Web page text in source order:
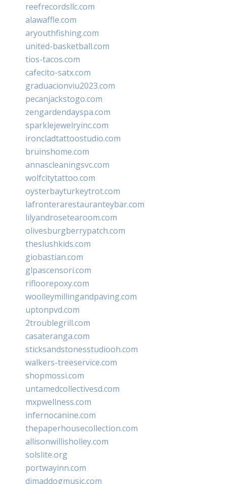
reefrecordsllc.com
alawaffle.com
aryouthfishing.com
united-basketball.com
tios-tacos.com
cafecito-satx.com
graduacionviu2023.com
pecanjackstogo.com
zengardendayspa.com
sparklejewelryinc.com
ironcladtattoostudio.com
bruinshome.com
annascleaningsvc.com
wolfcitytattoo.com
oysterbayturkeytrot.com
lafronterarestauranteybar.com
lilyandrosetearoom.com
olivesburgberrypatch.com
theslushkids.com
giobastian.com
glpascensori.com
rifloorepoxy.com
woolleymillingandpaving.com
uptonpvd.com
2troublegrill.com
casateranga.com
sticksandstonesstudiooh.com
walkers-treeservice.com
shopmossi.com
untamedcollectivesd.com
mxpwellness.com
infernocanine.com
thepaperhousecollection.com
allisonwillisholley.com
solslite.org
portwayinn.com
djmaddogmusic.com